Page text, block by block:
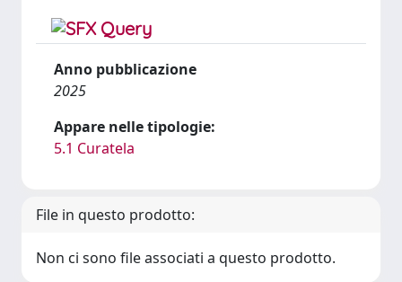
Anno pubblicazione
2025
Appare nelle tipologie:
5.1 Curatela
File in questo prodotto:
Non ci sono file associati a questo prodotto.